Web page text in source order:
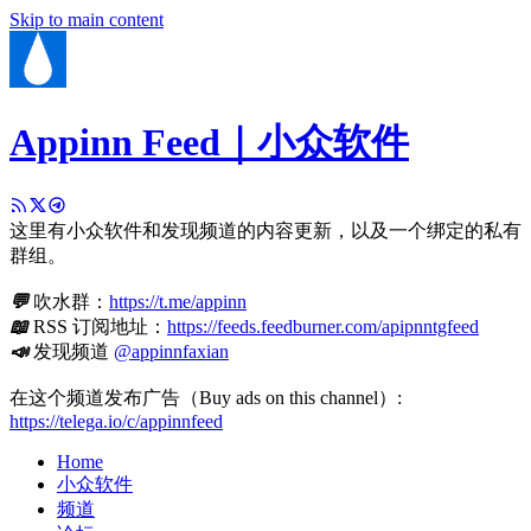
Skip to main content
Appinn Feed｜小众软件
这里有小众软件和发现频道的内容更新，以及一个绑定的私有
群组。
💬吹水群： https://t.me/appinn
📖RSS 订阅地址： https://feeds.feedburner.com/apipnntgfeed
📣发现频道 @appinnfaxian
在这个频道发布广告（Buy ads on this channel）:
https://telega.io/c/appinnfeed
Home
小众软件
频道